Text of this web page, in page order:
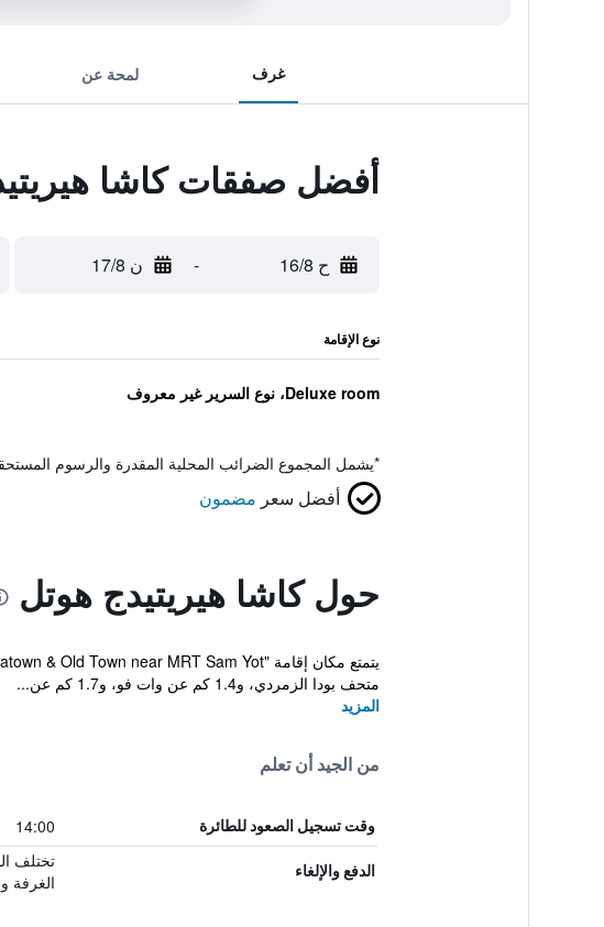
غرف لمحة عن
أفضل صفقات كاشا
ح 16/8 - ن 17/8
نوع الإقامة
Deluxe room، نوع السرير غير معروف
*يشمل المجموع الضرائب المحلية المقدرة والرسوم
أفضل سعر مضمون
حول كاشا هيريتيدج هوتل
متحف بودا الزمردي، و1.4 كم عن وات فو، و1.7 كم عن...
المزيد
من الجيد أن تعلم
وقت تسجيل الصعود للطائرة 14:00
الدفع والإلغاء
تختلف
الغرفة